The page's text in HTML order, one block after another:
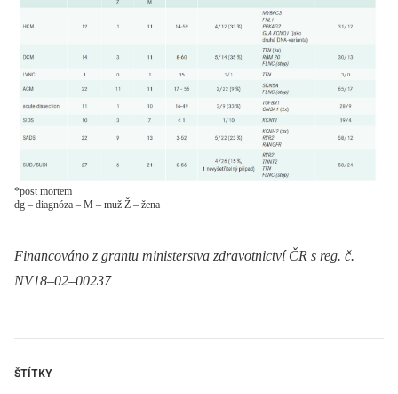
*post mortem
dg – diagnóza – M – muž Ž – žena
Financováno z grantu ministerstva zdravotnictví ČR s reg. č.
NV18–02–00237
ŠTÍTKY